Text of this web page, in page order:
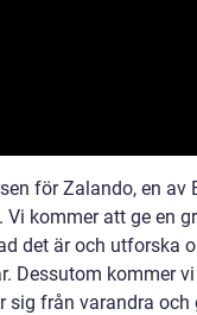
för Zalando, en av
kommer att ge en
det är och utforska
Dessutom kommer
sig från varandra och